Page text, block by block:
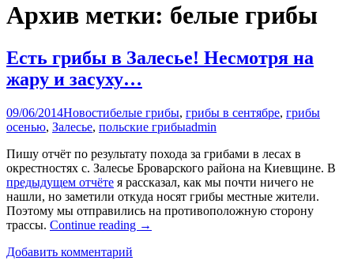
Архив метки: белые грибы
Есть грибы в Залесье! Несмотря на
жару и засуху…
09/06/2014Новостибелые грибы, грибы в сентябре, грибы
осенью, Залесье, польские грибыadmin
Пишу отчёт по результату похода за грибами в лесах в
окрестностях с. Залесье Броварского района на Киевщине. В
предыдущем отчёте я рассказал, как мы почти ничего не
нашли, но заметили откуда носят грибы местные жители.
Поэтому мы отправились на противоположную сторону
трассы. Continue reading →
Добавить комментарий